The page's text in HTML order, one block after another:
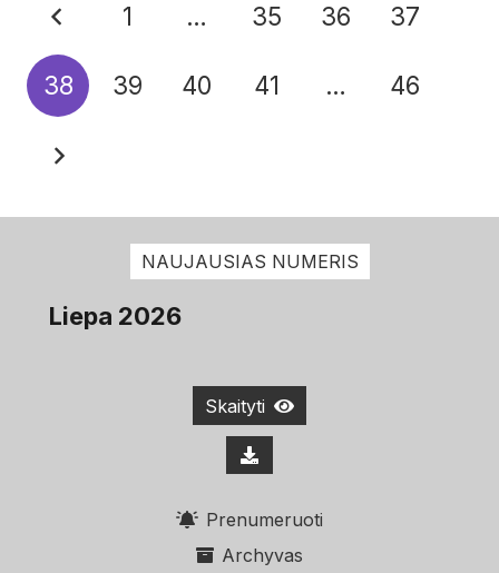
1 … 35 36 37
38 39 40 41 … 46
NAUJAUSIAS NUMERIS
Liepa 2026
Skaityti
Prenumeruoti
Archyvas